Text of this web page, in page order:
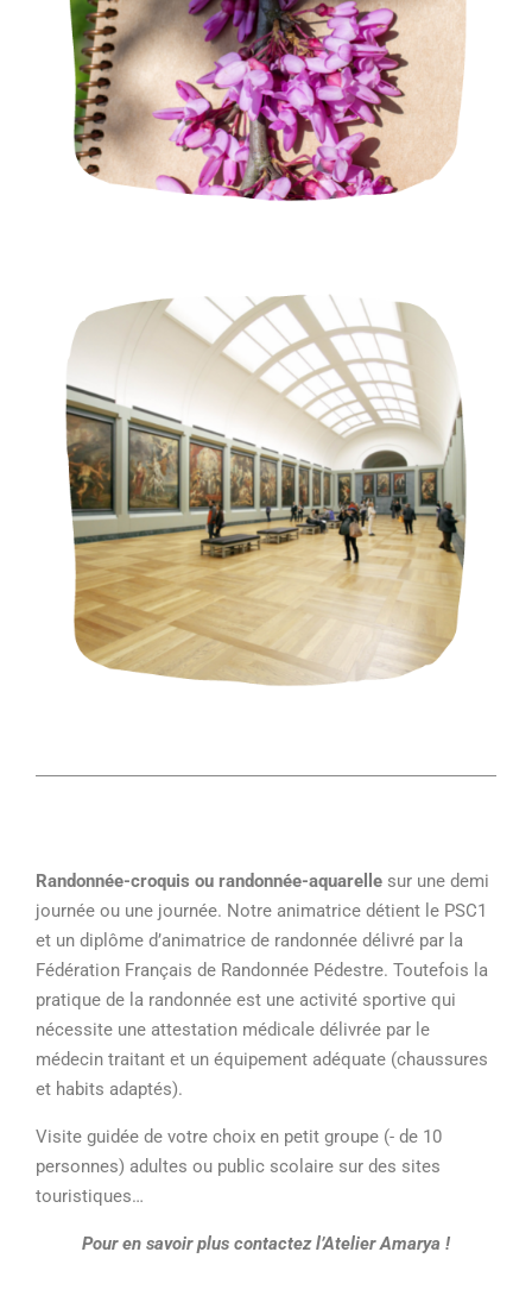
Randonnée-croquis ou randonnée-aquarelle sur une demi
journée ou une journée. Notre animatrice détient le PSC1
et un diplôme d’animatrice de randonnée délivré par la
Fédération Français de Randonnée Pédestre. Toutefois la
pratique de la randonnée est une activité sportive qui
nécessite une attestation médicale délivrée par le
médecin traitant et un équipement adéquate (chaussures
et habits adaptés).
Visite guidée de votre choix en petit groupe (- de 10
personnes) adultes ou public scolaire sur des sites
touristiques…
Pour en savoir plus contactez l’Atelier Amarya !